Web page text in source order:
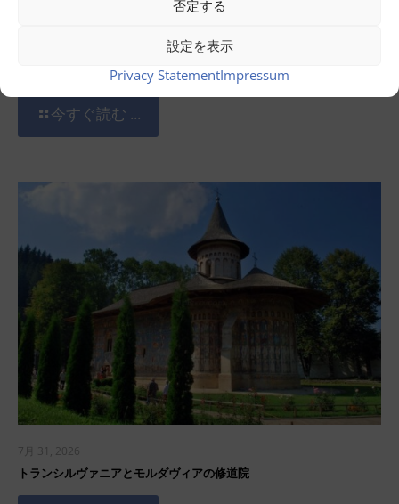
否定する
設定を表示
Privacy StatementImpressum
ルーマニア・バナト周遊ツアー
今すぐ読む ...
7月 31, 2026
トランシルヴァニアとモルダヴィアの修道院